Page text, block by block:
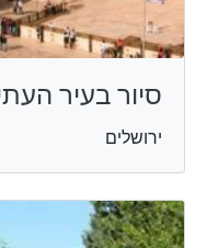
סיור בעיר
ירושלים